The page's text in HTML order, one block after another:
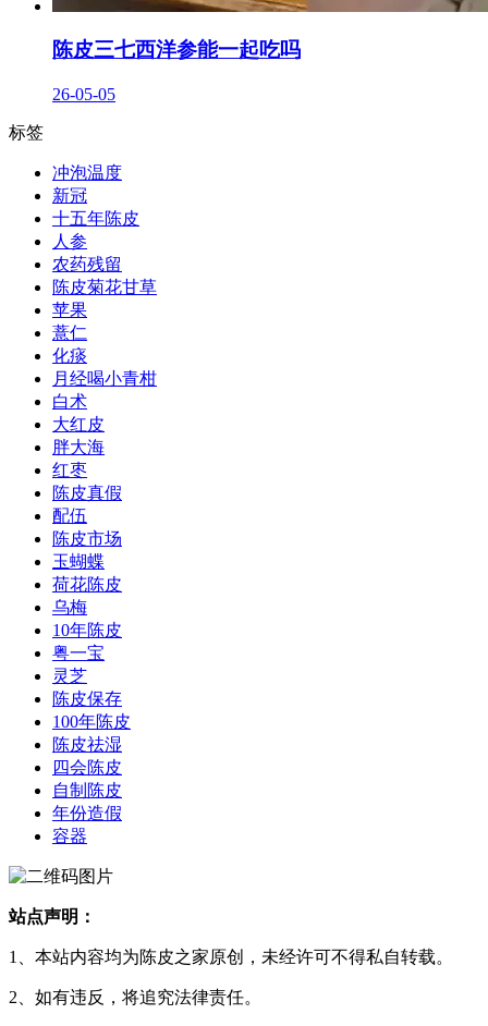
陈皮三七西洋参能一起吃吗
26-05-05
标签
冲泡温度
新冠
十五年陈皮
人参
农药残留
陈皮菊花甘草
苹果
薏仁
化痰
月经喝小青柑
白术
大红皮
胖大海
红枣
陈皮真假
配伍
陈皮市场
玉蝴蝶
荷花陈皮
乌梅
10年陈皮
粤一宝
灵芝
陈皮保存
100年陈皮
陈皮祛湿
四会陈皮
自制陈皮
年份造假
容器
站点声明：
1、本站内容均为陈皮之家原创，未经许可不得私自转载。
2、如有违反，将追究法律责任。